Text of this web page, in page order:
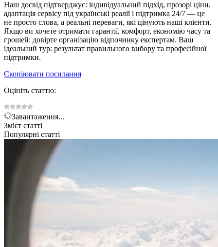
Наш досвід підтверджує: індивідуальний підхід, прозорі ціни,
адаптація сервісу під українські реалії і підтримка 24/7 — це
не просто слова, а реальні переваги, які цінують наші клієнти.
Якщо ви хочете отримати гарантії, комфорт, економію часу та
грошей: довірте організацію відпочинку експертам. Ваш
ідеальний тур: результат правильного вибору та професійної
підтримки.
Скопіювати посилання
Оцініть статтю:
Завантаження...
Зміст статті
Популярні статті